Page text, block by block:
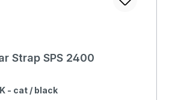
Strap SPS 2400
- cat / black